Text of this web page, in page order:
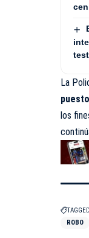
La
los
ROBO